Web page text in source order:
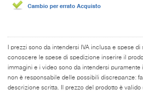
Cambio per errato Acquisto
I prezzi sono da intendersi IVA inclusa e spese
conoscere le spese di spedizione inserire il
immagini e i video sono da intendersi
non è responsabile delle possibili discrepanze:
descrizione scritta. Il prezzo del prodotto è